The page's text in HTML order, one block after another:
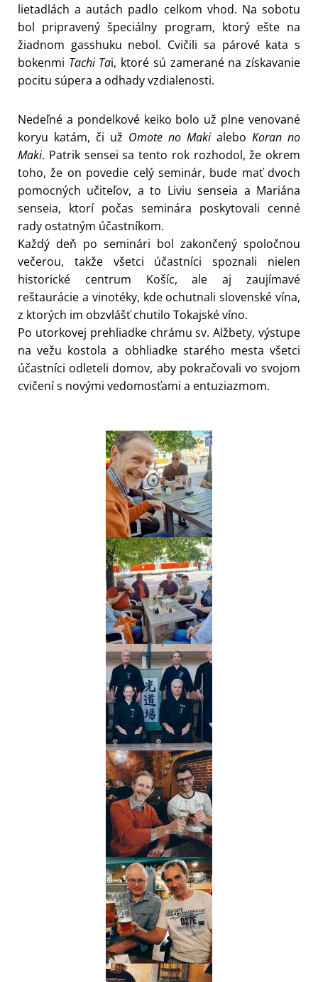
lietadlách a autách padlo celkom vhod. Na sobotu
bol pripravený špeciálny program, ktorý ešte na
žiadnom gasshuku nebol. Cvičili sa párové kata s
bokenmi Tachi Tai, ktoré sú zamerané na získavanie
pocitu súpera a odhady vzdialenosti.
Nedeľné a pondelkové keiko bolo už plne venované
koryu katám, či už Omote no Makialebo Koran no
Maki. Patrik sensei sa tento rok rozhodol, že okrem
toho, že on povedie celý seminár, bude mať dvoch
pomocných učiteľov, a to Liviu senseia a Mariána
senseia, ktorí počas seminára poskytovali cenné
rady ostatným účastníkom.
Každý deň po seminári bol zakončený spoločnou
večerou, takže všetci účastníci spoznali nielen
historické centrum Košíc, ale aj zaujímavé
reštaurácie a vinotéky, kde ochutnali slovenské vína,
z ktorých im obzvlášť chutilo Tokajské víno.
Po utorkovej prehliadke chrámu sv. Alžbety, výstupe
na vežu kostola a obhliadke starého mesta všetci
účastníci odleteli domov, aby pokračovali vo svojom
cvičení s novými vedomosťami a entuziazmom.